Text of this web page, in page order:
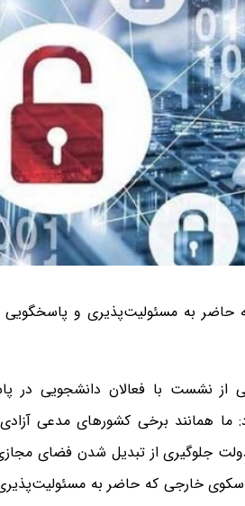
به مسئولیت‌پذیری و پاسخگویی
از نشست با فعالان دانشجویی در
همانند برخی کشورهای مدعی آزادی
جلوگیری از تبدیل شدن فضای
سکوی خارجی که حاضر به